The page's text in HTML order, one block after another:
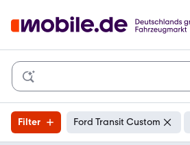
Filter Ford Transit Custom